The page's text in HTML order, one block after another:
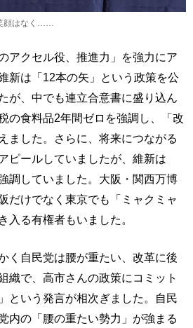
顔はなく……
アクセル役、推進力」を強力にア
新は「12本の矢」という政策を公
が、中でも連立合意書に盛り込ん
の食料品2年間ゼロを強調し、「改
ました。さらに、将来につながる
ピールしていましたが、維新は
調していました。大阪・関西万博
だけでなく東京でも「ミャクミャ
入る有権者もいました。
く自民党は腰が重たい、改革に後
織で、高市さんの政策にコミット
という発言が相次ぎました。自民
内の「腰の重たい勢力」が強まる